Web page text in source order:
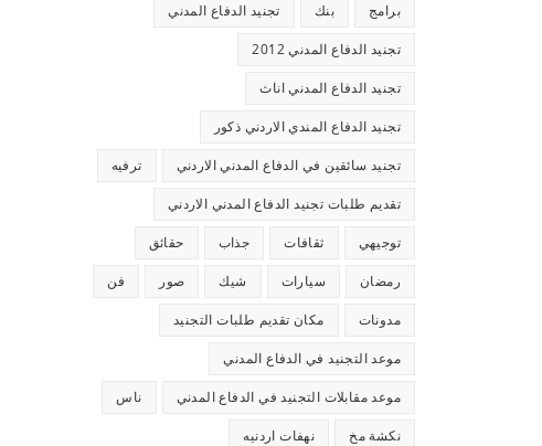
برامج بنك تجنيد الدفاع المدني
تجنيد الدفاع المدني 2012
تجنيد الدفاع المدني اناث
تجنيد الدفاع المندي الاردني ذكور
تجنيد سائقين في الدفاع المدني الاردني ترفيه
تقديم طلبات تجنيد الدفاع المدني الاردني
توجيهي ثقافات جذاب حقائق
رمضان سيارات شيك صور فن
مدونات مكان تقديم طلبات التجنيد
موعد التجنيد في الدفاع المدني
موعد مقابلات التجنيد في الدفاع المدني ناس
نكشة مخ نهفات اردنيه